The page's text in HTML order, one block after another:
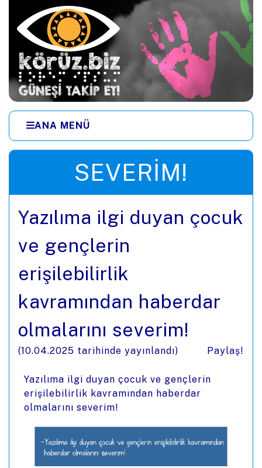
Ana içeriğe zıpla
ANA MENÜ
SEVERIM!
Yazılıma ilgi duyan çocuk
ve gençlerin
erişilebilirlik
kavramından haberdar
olmalarını severim!
(10.04.2025 tarihinde yayınlandı) Paylaş!
Yazılıma ilgi duyan çocuk ve gençlerin
erişilebilirlik kavramından haberdar
olmalarını severim!
Menüye zıpla